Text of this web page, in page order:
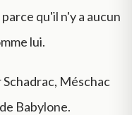
qu'il n'y a aucun
lui.
Méschac
Babylone.